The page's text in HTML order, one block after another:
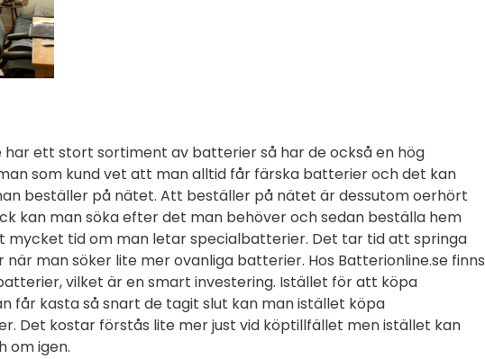
ett stort sortiment av batterier så har de också en hög
som kund vet att man alltid får färska batterier och det kan
beställer på nätet. Att beställer på nätet är dessutom oerhört
kan man söka efter det man behöver och sedan beställa hem
mycket tid om man letar specialbatterier. Det tar tid att springa
man söker lite mer ovanliga batterier. Hos Batterionline.se finns
vilket är en smart investering. Istället för att köpa
får kasta så snart de tagit slut kan man istället köpa
Det kostar förstås lite mer just vid köptillfället men istället kan
om igen.